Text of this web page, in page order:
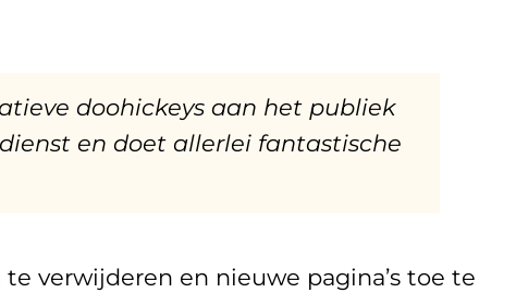
doohickeys aan het publiek
en doet allerlei fantastische
verwijderen en nieuwe pagina’s toe te